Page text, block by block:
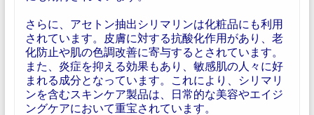
さらに、アセトン抽出シリマリンは化粧品にも利用
されています。皮膚に対する抗酸化作用があり、老
化防止や肌の色調改善に寄与するとされています。
また、炎症を抑える効果もあり、敏感肌の人々に好
まれる成分となっています。これにより、シリマリ
ンを含むスキンケア製品は、日常的な美容やエイジ
ングケアにおいて重宝されています。